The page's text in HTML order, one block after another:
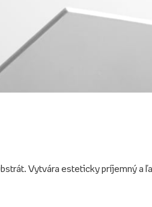
Vytvára esteticky príjemný a